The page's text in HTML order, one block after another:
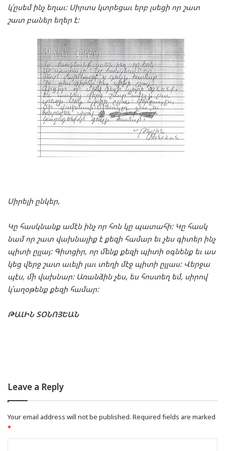
կ՛ըսեմ ինչ եղաւ: Սիրտս կտրեցաւ երբ լսեցի որ շատ
շատ բաներ եղեր է:
Սիրելի ընկեր,
Կը հասկնանք ամէն ինչ որ հոն կը պատահի: Կը հասկ
նամ որ շատ վախնալիք է քեզի համար եւ չես գիտեր ինչ
պիտի ըլլայ: Գիտցիր, որ մենք քեզի պիտի օգնենք եւ աս
կեց վերջ շատ աւելի լաւ տեղի մէջ պիտի ըլլաս: Վերջա
պէս, մի վախնար: Առանձին չես, ես հոստեղ եմ, սիրով
կ՛աղօթենք քեզի համար:
ԹԱԼԻՆ ՏՕՆՈՅԵԱՆ
Leave a Reply
Your email address will not be published. Required fields are marked
*